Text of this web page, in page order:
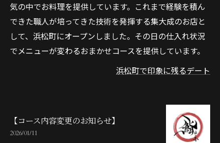
気の中でお料理を提供しています。これまで経験を積ん
できた職人が培ってきた技術を発揮する集大成のお店と
して、浜松町にオープンしました。その日の仕入れ状況
でメニューが変わるおまかせコースを提供しています。
浜松町で印象に残るデート
【コース内容変更のお知らせ】
2026/01/11